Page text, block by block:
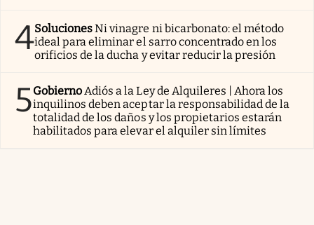
4SolucionesNi vinagre ni bicarbonato: el método
ideal para eliminar el sarro concentrado en los
orificios de la ducha y evitar reducir la presión
5GobiernoAdiós a la Ley de Alquileres | Ahora los
inquilinos deben aceptar la responsabilidad de la
totalidad de los daños y los propietarios estarán
habilitados para elevar el alquiler sin límites